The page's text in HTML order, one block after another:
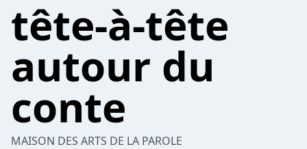
tête-à-tête
autour du
conte
MAISON DES ARTS DE LA PAROLE